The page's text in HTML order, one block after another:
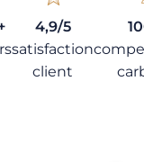
4,9/5
satisfaction
client